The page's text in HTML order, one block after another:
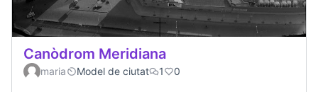
Canòdrom Meridiana
maria Model de ciutat 1 0